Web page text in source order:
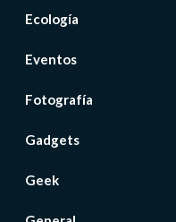
Ecología
Eventos
Fotografía
Gadgets
Geek